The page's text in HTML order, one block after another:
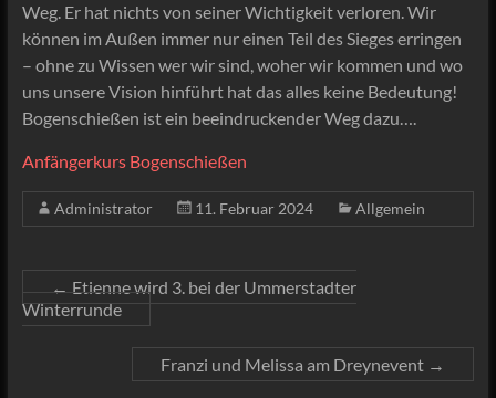
Weg. Er hat nichts von seiner Wichtigkeit verloren. Wir
können im Außen immer nur einen Teil des Sieges erringen
– ohne zu Wissen wer wir sind, woher wir kommen und wo
uns unsere Vision hinführt hat das alles keine Bedeutung!
Bogenschießen ist ein beeindruckender Weg dazu….
Anfängerkurs Bogenschießen
Administrator 11. Februar 2024 Allgemein
←Etienne wird 3. bei der Ummerstadter
Winterrunde
Franzi und Melissa am Dreynevent →